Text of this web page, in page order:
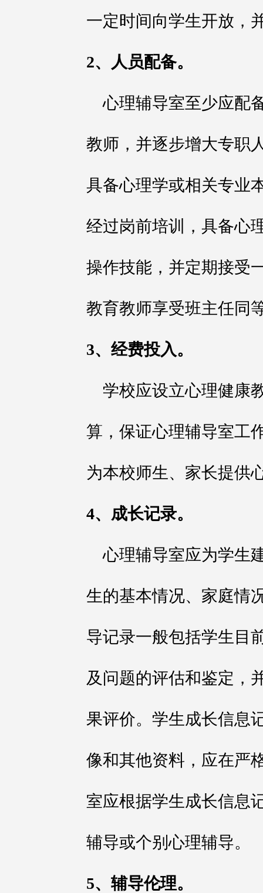
一定时间向学生开放，
2、人员配备。
心理辅导室至少应配
教师，并逐步增大专职
具备心理学或相关专业
经过岗前培训，具备心
操作技能，并定期接受
教育教师享受班主任同
3、经费投入。
学校应设立心理健康
算，保证心理辅导室工
为本校师生、家长提供
4、成长记录。
心理辅导室应为学生
生的基本情况、家庭情
导记录一般包括学生目
及问题的评估和鉴定，
果评价。学生成长信息
像和其他资料，应在严
室应根据学生成长信息
辅导或个别心理辅导。
5、辅导伦理。